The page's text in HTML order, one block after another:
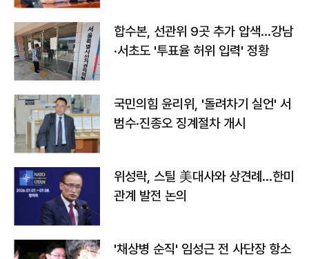
합수본, 선관위 9곳 추가 압색…강남
·서초도 '투표율 허위 입력' 정황
국민의힘 윤리위, '돌려차기 실언' 서
범수·진종오 징계절차 개시
위성락, 스틸 美대사와 상견례…한미
관계 발전 논의
'채상병 순직' 임성근 전 사단장 항소